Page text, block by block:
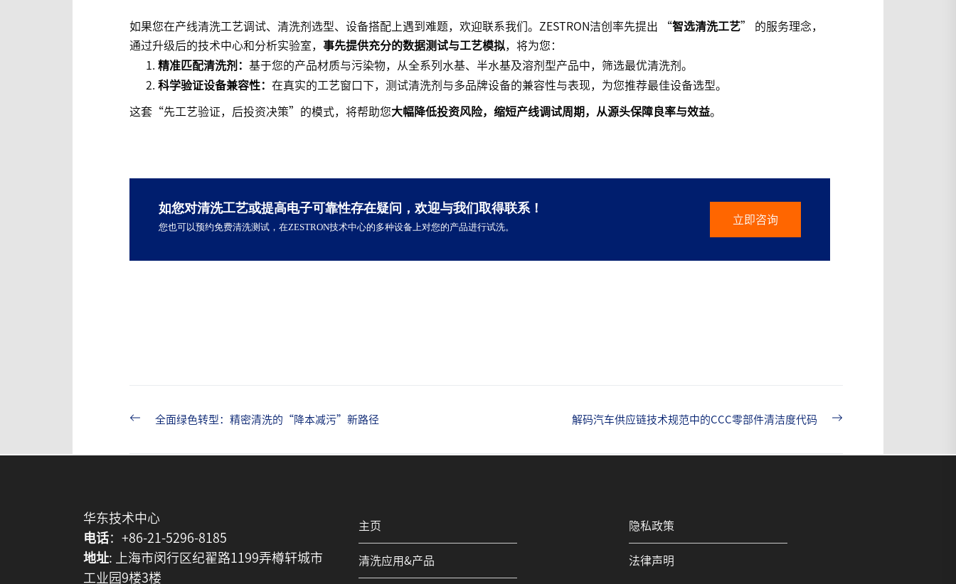
如果您在产线清洗工艺调试、清洗剂选型、设备搭配上遇到难题，欢迎联系我们。ZESTRON洁创率先提出 “智选清洗工艺” 的服务理念，
通过升级后的技术中心和分析实验室， 事先提供充分的数据测试与工艺模拟，将为您：
精准匹配清洗剂： 基于您的产品材质与污染物，从全系列水基、半水基及溶剂型产品中，筛选最优清洗剂。
科学验证设备兼容性： 在真实的工艺窗口下，测试清洗剂与多品牌设备的兼容性与表现，为您推荐最佳设备选型。
这套“先工艺验证，后投资决策”的模式，将帮助您大幅降低投资风险，缩短产线调试周期，从源头保障良率与效益。
如您对清洗工艺或提高电子可靠性存在疑问，欢迎与我们取得联系！
您也可以预约免费清洗测试，在ZESTRON技术中心的多种设备上对您的产品进行试洗。
立即咨询
Post
Previous全面绿色转型：精密清洗的“降本减污”新路径
Next
解码汽车供应链技术规范中的CCC零部件清洁度代码
华东技术中心
电话：+86-21-5296-8185
地址: 上海市闵行区纪翟路1199弄樽轩城市
工业园9楼3楼
主页
清洗应用&产品
隐私政策
法律声明